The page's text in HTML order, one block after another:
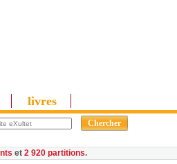
livres
et 2 920 partitions